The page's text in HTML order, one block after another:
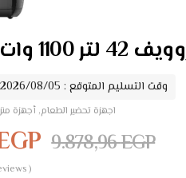
استانليس
وقت التسليم المتوقع : 2026/08/05 - 2026/08/07
اجهزة تحضير الطعام, أجهزة
9.878,96EGP
)